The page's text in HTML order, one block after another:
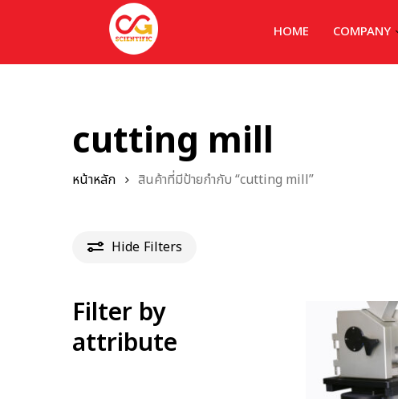
HOME COMPANY
cutting mill
หน้าหลัก สินค้าที่มีป้ายกำกับ “cutting mill”
Hide Filters
Filter by
attribute